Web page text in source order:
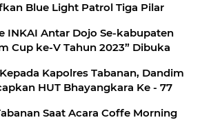
Blue Light Patrol Tiga Pilar
INKAI Antar Dojo Se-kabupaten
Cup ke-V Tahun 2023” Dibuka
Kapolres Tabanan, Dandim
HUT Bhayangkara Ke - 77
Saat Acara Coffe Morning